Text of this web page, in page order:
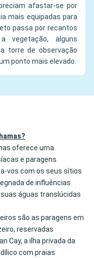
afastar-se por
mais equipadas para
passa por recantos
vegetação, alguns
torre de observação
ponto mais elevado.
oferece uma
e paragens
vos com os seus sítios
de influências
águas translúcidas
são as paragens em
reservadas
Cay, a ilha privada da
com praias